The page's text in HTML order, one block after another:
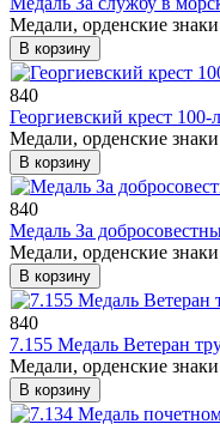
Медали, орденские знаки
В корзину
840
Георгиевский крест
Медали, орденские знаки
В корзину
840
Медаль За
Медали, орденские знаки
В корзину
840
7.155 Медаль Ветеран
Медали, орденские знаки
В корзину